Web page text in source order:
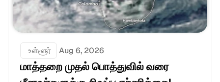
உள்ளூர் Aug 6, 2026
மாத்தறை முதல் பொத்துவில் வரை